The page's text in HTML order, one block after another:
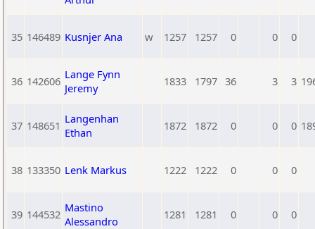
35 146489 Kusnjer Ana w 1257 1257 0 0 0
36 142606 Lange Fynn
Jeremy
1833 1797 36 3 3
37 148651 Langenhan
Ethan
1872 1872 0 0 0
38 133350 Lenk Markus 1222 1222 0 0 0
39 144532 Mastino
Alessandro
1281 1281 0 0 0